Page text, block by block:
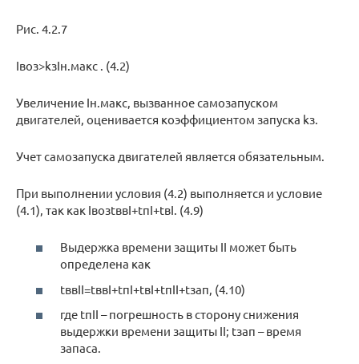
Рис. 4.2.7
Iвоз>kзIн.макс . (4.2)
Увеличение Iн.макс, вызванное самозапуском
двигателей, оценивается коэффициентом запуска kз.
Учет самозапуска двигателей является обязательным.
При выполнении условия (4.2) выполняется и условие
(4.1), так как IвозtввI+tпI+tвI. (4.9)
Выдержка времени защиты II может быть
определена как
tввII=tввI+tпI+tвI+tпII+tзап, (4.10)
где tпII – погрешность в сторону снижения
выдержки времени защиты II; tзап – время
запаса.